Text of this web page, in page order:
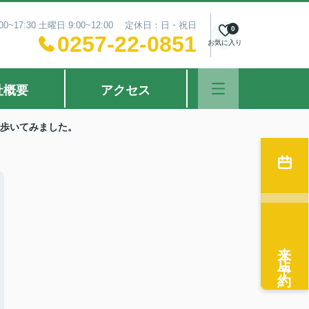
土曜日 9:00~12:00 定休日：日・祝日
0257-22-0851 お気に入り
0
概要 アクセス
いてみました。
来店予約